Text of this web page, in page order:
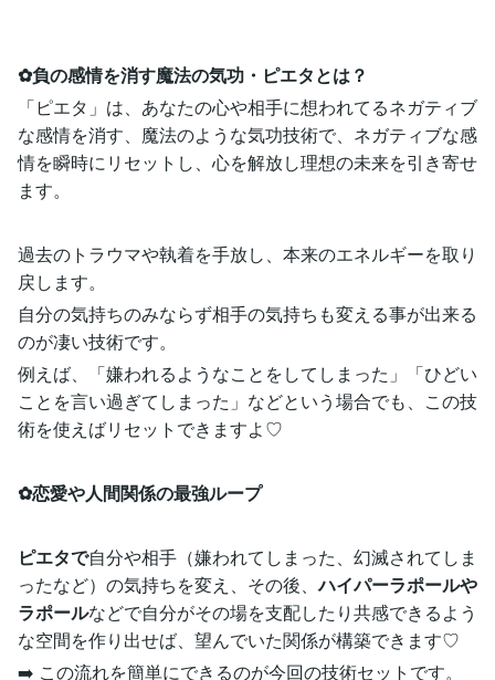
✿負の感情を消す魔法の気功・ピエタとは？
「ピエタ」は、あなたの心や相手に想われてるネガティブ
な感情を消す、魔法のような気功技術で、ネガティブな感
情を瞬時にリセットし、心を解放し理想の未来を引き寄せ
ます。
過去のトラウマや執着を手放し、本来のエネルギーを取り
戻します。
自分の気持ちのみならず相手の気持ちも変える事が出来る
のが凄い技術です。
例えば、「嫌われるようなことをしてしまった」「ひどい
ことを言い過ぎてしまった」などという場合でも、この技
術を使えばリセットできますよ♡
✿恋愛や人間関係の最強ループ
ピエタで自分や相手（嫌われてしまった、幻滅されてしま
ったなど）の気持ちを変え、その後、ハイパーラポールや
ラポールなどで自分がその場を支配したり共感できるよう
な空間を作り出せば、望んでいた関係が構築できます♡
➡️ この流れを簡単にできるのが今回の技術セットです。